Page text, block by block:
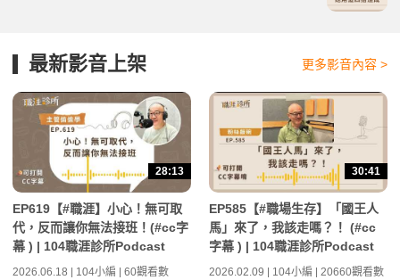
最新影音上架 更多影音內容 >
28:13
EP619【#職涯】小心！無可取
代，反而讓你無法接班！(#cc字
幕 ) | 104職涯診所Podcast
2026.06.18 | 104小編 | 60觀看數
30:41
EP585【#職場生存】「國王人
馬」來了，我該走嗎？！ (#cc
字幕 ) | 104職涯診所Podcast
2026.02.09 | 104小編 | 20660觀看數